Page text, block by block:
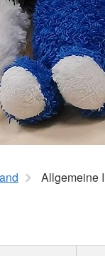
Allgemeine